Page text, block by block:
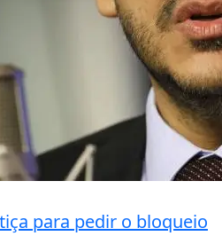
para pedir o bloqueio